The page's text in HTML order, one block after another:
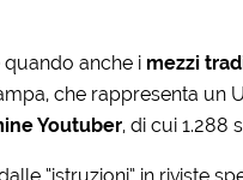
quando anche i mezzi
che rappresenta un
Youtuber, di cui 1.288